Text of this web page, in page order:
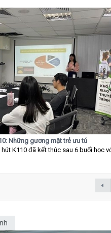
Những gương mặt trẻ ưu tú
K110 đã kết thúc sau 6 buổi học